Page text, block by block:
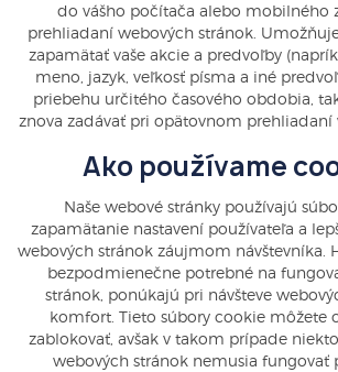
do vášho počítača alebo mobilného
prehliadaní webových stránok.
zapamätať vaše akcie a predvoľby
meno, jazyk, veľkosť písma a iné
priebehu určitého časového obdobia,
znova zadávať pri opätovnom prehliadaní
Ako používame
Naše webové stránky používajú
zapamätanie nastavení používateľa a
webových stránok záujmom návštevníka.
bezpodmienečne potrebné na
stránok, ponúkajú pri návšteve
komfort. Tieto súbory cookie môžete
zablokovať, avšak v takom prípade
webových stránok nemusia fungovať